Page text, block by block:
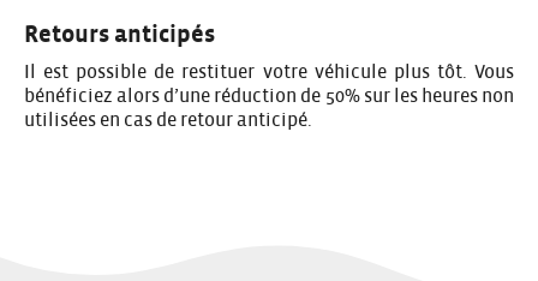
Retours anticipés
Il est possible de restituer votre véhicule plus tôt. Vous
bénéficiez alors d’une réduction de 50% sur les heures non
utilisées en cas de retour anticipé.